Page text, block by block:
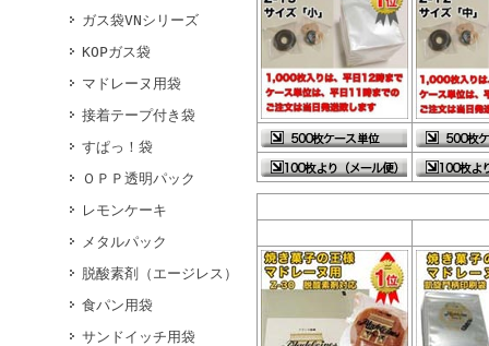
ガス袋VNシリーズ
KOPガス袋
マドレーヌ用袋
接着テープ付き袋
すぱっ！袋
ＯＰＰ透明パック
レモンケーキ
メタルパック
脱酸素剤（エージレス）
食パン用袋
サンドイッチ用袋